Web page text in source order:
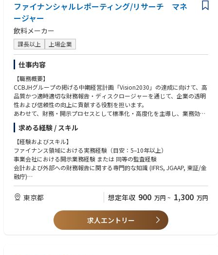
■ポジションの魅力
◇将来的にはご志向に応じて開示資料作成や財務の業務にもチャレンジ可
能で、専門性高くキャリア形成をしていける環境です。
◇大手コンビニエンスストアの商品の供給を担うトップベンダーであり、
中食業界をリードする企業です。安定した事業基盤を有しており、長期的
な視点でキャリアを築くことができます。
■働く環境
・福利厚生充実も充実しており、長期的に就業できる環境です。
・会社全体では年に数回土曜出勤の日もありますが、振替を含め休暇を取
得しやすい環境です。祝祭日の関係で土曜日が出勤日の場合もあります
が、有給休暇を使用し、土日休みとしている社員がほとんどです。
・総合職のため制度上は転勤の可能性がありますが、直近数年において転
勤者は出ていません。
■当社について
当社は中食業界のリーディングカンパニーとして、セブン‐イレブン向け
商品を手掛けています。単身世帯や高齢者世帯の増加、女性就業率の上昇
など社会・生活環境の変化を背景に中食市場は拡大を続けており、今後も
成長が見込める業界です。海外で事業を行うグループ会社の業績も拡大し
ており、当社グループは国内外での事業成長を目指しています。
ファイナンシャルレポーティング/リサーチ マネ
ージャー
飲料メーカー
課長以上 上場企業
仕事内容
【職務概要】
CCBJHグループの掲げる中期経営計画「Vision2030」の達成に向けて、高
品質かつ適時適切な財務報告・ディスクロージャーを通じて、企業の透明
性および信頼性の向上に貢献する役割を担います。
あわせて、財務・開示プロセスとして標準化・高度化を主導し、業務効率
化およびガバナンス強化を推進します。
また、新規ビジネスや新会計基準の導入に際しては、会計処理の検討、外
部監査人との協議、および社内関連部門との連携をリードし、事業活動の
実態を適切に財務数値および開示へ反映することで、組織全体の意思決定
基盤の強化に貢献します。
【業務内容】
１． 財務報告・ディスクロージャー
- タイムリーかつ正確な月次、四半期、年次決算（IFRS、JGAAP）および
各種外部報告（東京証券取引所、金融庁等）を担保する
- 外部報告に係る会計および開示の品質を確保する
- 外部監査人および社内関係部門との連携を通じて、開示プロセスの早期
化および開示水準の高度化を推進する
求める経験 / スキル
【経験およびスキル】
ファイナンス領域における実務経験（目安：5–10年以上）
事業会社における開示業務経験 または 同等の監査経験
会計および外部への財務報告に関する専門的な知識 (IFRS, JGAAP, 東証/金
融庁)
マルチタスク、他部署とのコミュニケーション、問題解決能力
マネジメントがビジネス上の判断ができるように資料をまとめる能力
人材管理能力
【言語要件（必須）】
日本語：ネイティブレベル
東京都 想定年収 900 万円 ~ 1,300 万円
求人エントリー